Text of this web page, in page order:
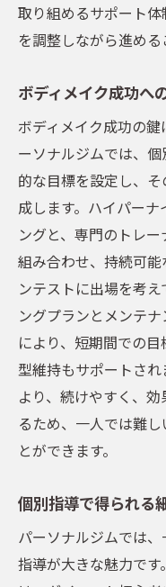
取り組めるサポート
を調整しながら進める
ボディメイク成功へ
ボディメイク成功の
ーソナルジムでは、
的な目標を設定し、
成します。ハイパー
ングと、専門のトレ
組み合わせ、持続可
ンテストに出場を考
ングプランとメンテ
により、短期間での
型維持もサポートさ
より、続けやすく、
るため、一人では難
とができます。
個別指導で得られる
パーソナルジムでは
指導が大きな魅力で